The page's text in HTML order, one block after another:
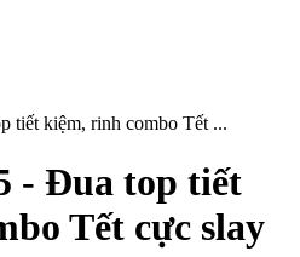
tiết kiệm, rinh combo Tết ...
- Đua top tiết
Tết cực slay